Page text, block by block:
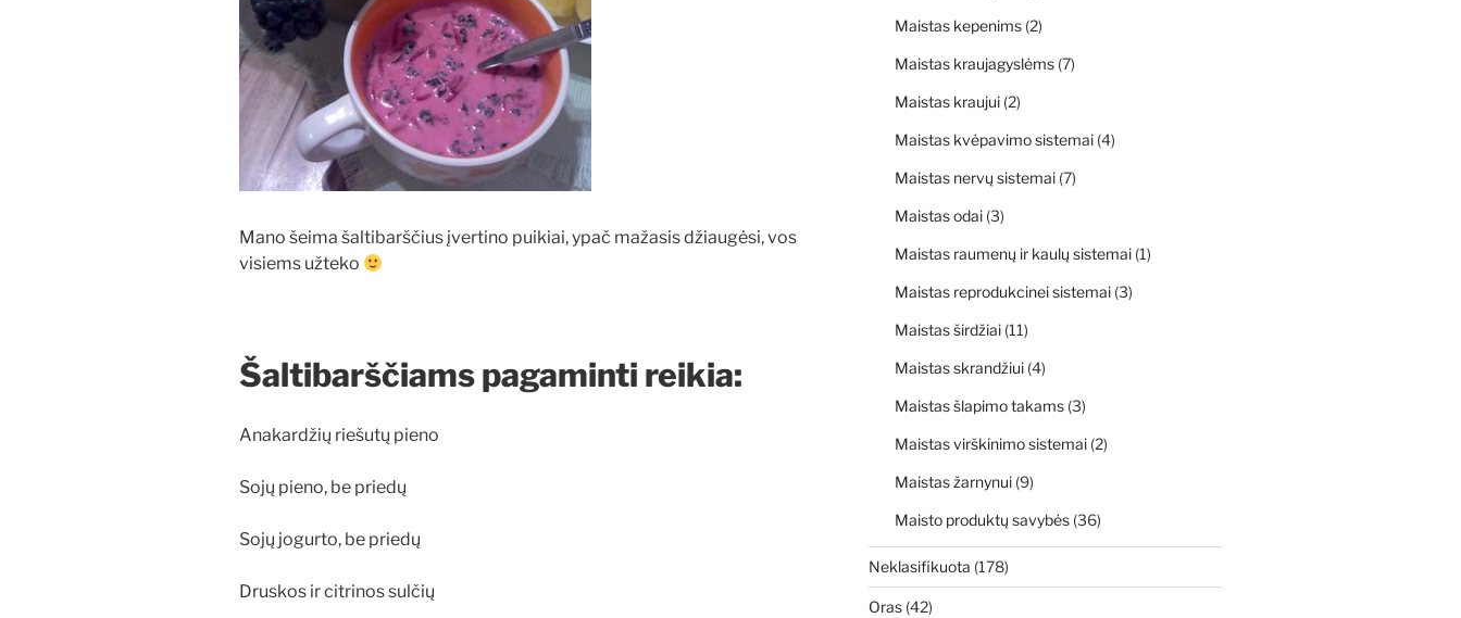
Mano šeima šaltibarščius įvertino puikiai, ypač mažasis džiaugėsi, vos
visiems užteko
Šaltibarščiams pagaminti reikia:
Anakardžių riešutų pieno
Sojų pieno, be priedų
Sojų jogurto, be priedų
Druskos ir citrinos sulčių
Maistas kepenims(2)
Maistas kraujagyslėms(7)
Maistas kraujui(2)
Maistas kvėpavimo sistemai(4)
Maistas nervų sistemai(7)
Maistas odai(3)
Maistas raumenų ir kaulų sistemai(1)
Maistas reprodukcinei sistemai(3)
Maistas širdžiai(11)
Maistas skrandžiui(4)
Maistas šlapimo takams(3)
Maistas virškinimo sistemai(2)
Maistas žarnynui(9)
Maisto produktų savybės(36)
Neklasifikuota (178)
Oras(42)